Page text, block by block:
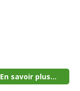
En savoir plus...